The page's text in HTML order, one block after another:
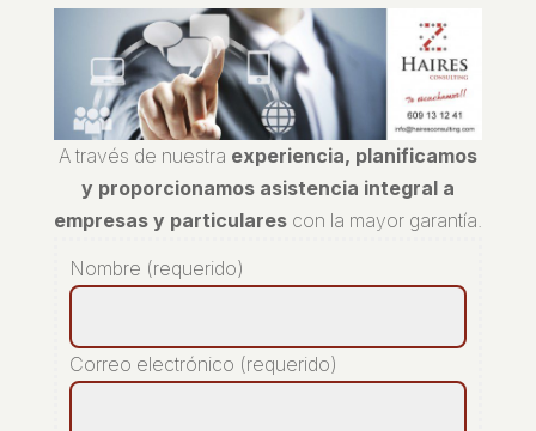
A través de nuestra experiencia, planificamos
y proporcionamos asistencia integral a
empresas y particularescon la mayor garantía.
Nombre (requerido)
Correo electrónico (requerido)